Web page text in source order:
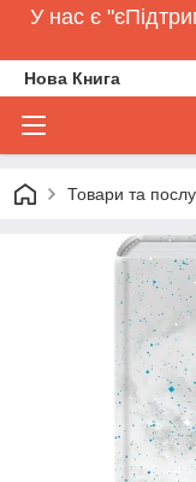
У нас є
Нова Книга
Товари та